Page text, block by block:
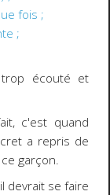
fois ;
;
écouté et
c'est quand
a repris de
garçon.
devrait se faire